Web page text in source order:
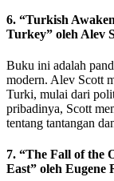
6. “Turkish
Turkey” oleh Alev
Buku ini adalah
modern. Alev Scott
Turki, mulai dari
pribadinya, Scott
tentang tantangan
7. “The Fall of the
East” oleh Eugene